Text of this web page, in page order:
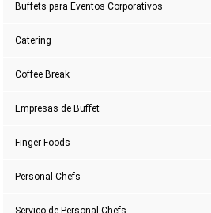
Buffets para Eventos Corporativos
Catering
Coffee Break
Empresas de Buffet
Finger Foods
Personal Chefs